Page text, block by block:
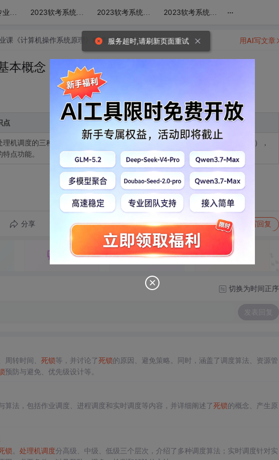
2023考研专业课《计算机操作系统原理》精讲视频课程 2023软考系统集成项目管理工程师视频教程精讲 基础知识（上） 2023软考系统集成项目管理工程师 基础知识（下） 2023软考系统集成项目管理工程师 下午历年真题精讲 ...
课《计算机操作系统原理》精讲视频课程 帖子详情
本概念（一）
点
理机调度的三种方式：高级调度（作业调度），中级调度，低级调度（进程调度），
点功能。
分享 转发到动态 举报 写回复
用AI写文章
切换为时间正序
发表回复
周转时间、 死锁等，并讨论了死锁的原因、避免策略。同时，涵盖了调度算法、资源管
预防与避免、优先级设计等。
算法，包括作业调度、进程调度和实时调度等内容，并详细阐述了死锁的概念、产生原
锁 处理机调度分高级、中级、低级三个层次，介绍了多种调度算法；实时调度针对实
服务超时,请刷新页面重试